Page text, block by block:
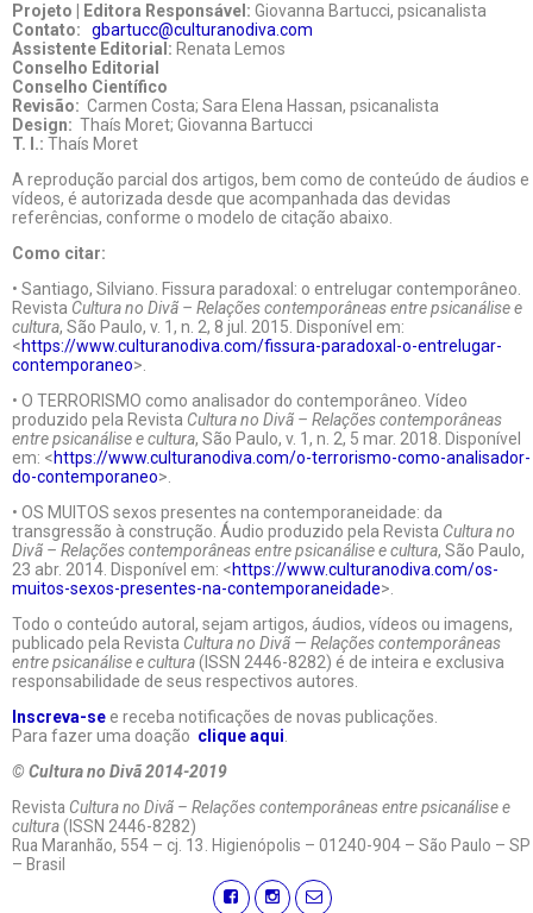
Projeto | Editora Responsável: Giovanna Bartucci, psicanalista
Contato: gbartucc@culturanodiva.com
Assistente Editorial: Renata Lemos
Conselho Editorial
Conselho Científico
Revisão: Carmen Costa; Sara Elena Hassan, psicanalista
Design: Thaís Moret; Giovanna Bartucci
T. I.: Thaís Moret
A reprodução parcial dos artigos, bem como de conteúdo de áudios e
vídeos, é autorizada desde que acompanhada das devidas
referências, conforme o modelo de citação abaixo.
Como citar:
• Santiago, Silviano. Fissura paradoxal: o entrelugar contemporâneo.
Revista Cultura no Divã – Relações contemporâneas entre psicanálise e
cultura, São Paulo, v. 1, n. 2, 8 jul. 2015. Disponível em:
<https://www.culturanodiva.com/fissura-paradoxal-o-entrelugar-
contemporaneo>.
• O TERRORISMO como analisador do contemporâneo. Vídeo
produzido pela Revista Cultura no Divã – Relações contemporâneas
entre psicanálise e cultura, São Paulo, v. 1, n. 2, 5 mar. 2018. Disponível
em: <https://www.culturanodiva.com/o-terrorismo-como-analisador-
do-contemporaneo>.
• OS MUITOS sexos presentes na contemporaneidade: da
transgressão à construção. Áudio produzido pela Revista Cultura no
Divã – Relações contemporâneas entre psicanálise e cultura, São Paulo,
23 abr. 2014. Disponível em: <https://www.culturanodiva.com/os-
muitos-sexos-presentes-na-contemporaneidade>.
Todo o conteúdo autoral, sejam artigos, áudios, vídeos ou imagens,
publicado pela Revista Cultura no Divã — Relações contemporâneas
entre psicanálise e cultura(ISSN 2446-8282) é de inteira e exclusiva
responsabilidade de seus respectivos autores.
Inscreva-se e receba notificações de novas publicações.
Para fazer uma doação clique aqui
© Cultura no Divã 2014-2019
Revista Cultura no Divã – Relações contemporâneas entre psicanálise e
cultura(ISSN 2446-8282)
Rua Maranhão, 554 – cj. 13. Higienópolis – 01240-904 – São Paulo – SP
– Brasil